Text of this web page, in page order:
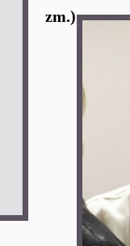
zm.)